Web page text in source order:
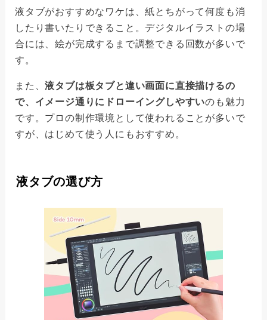
液タブがおすすめなワケは、紙とちがって何度も消
したり書いたりできること。デジタルイラストの場
合には、絵が完成するまで調整できる回数が多いで
す。
また、液タブは板タブと違い画面に直接描けるの
で、イメージ通りにドローイングしやすいのも魅力
です。プロの制作環境として使われることが多いで
すが、はじめて使う人にもおすすめ。
液タブの選び方